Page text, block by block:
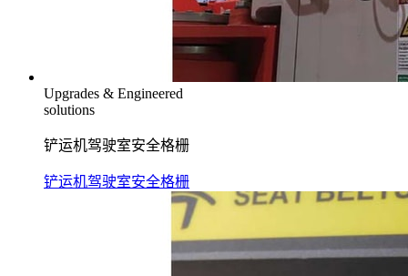
Upgrades & Engineered
solutions
铲运机驾驶室安全格栅
铲运机驾驶室安全格栅